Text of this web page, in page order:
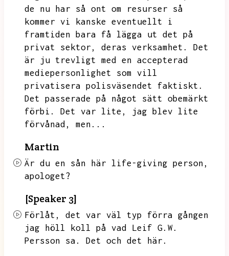
de nu har så ont om resurser så
kommer vi kanske eventuellt i
framtiden bara få lägga ut det på
privat sektor,
deras verksamhet.
Det
är ju trevligt med en accepterad
mediepersonlighet som vill
privatisera polisväsendet faktiskt.
Det passerade på något sätt obemärkt
förbi.
Det var lite,
jag blev lite
förvånad,
men...
Martin
Är du en sån här life-giving person,
apologet?
[Speaker 3]
Förlåt,
det var väl typ förra gången
jag höll koll på vad Leif G.W.
Persson sa.
Det och det här.